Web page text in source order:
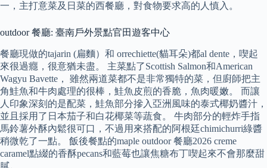
一，主打意菜及日菜的西餐廳，對食物要求高的人慎入。
outdoor 餐廳: 臺南戶外景點官田遊客中心
餐廳現做的tajarin (扁麵）和 orrechiette(貓耳朵)都al dente，喫起
來很過癮，很意猶未盡。 主菜點了Scottish Salmon和American
Wagyu Bavette， 雖然兩道菜都不是非常獨特的菜，但廚師把主
角鮭魚和牛肉處理的很棒，鮭魚皮煎的香脆，魚肉暖嫩。 而讓
人印象深刻的是配菜，鮭魚部分摻入亞洲風味的泰式椰奶醬汁，
並且採用了日本茄子和白花椰菜等蔬食。 牛肉部分的輕炸手指
馬鈴薯外酥內鬆很可口，不過用來搭配的阿根廷chimichurri綠醬
稍微乾了一點。 飯後餐點的maple outdoor 餐廳2026 creme
caramel點綴的香酥pecans和藍莓也讓焦糖布丁喫起來不會那麼甜
膩。